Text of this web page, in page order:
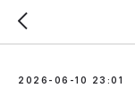
2026-06-10 23:01